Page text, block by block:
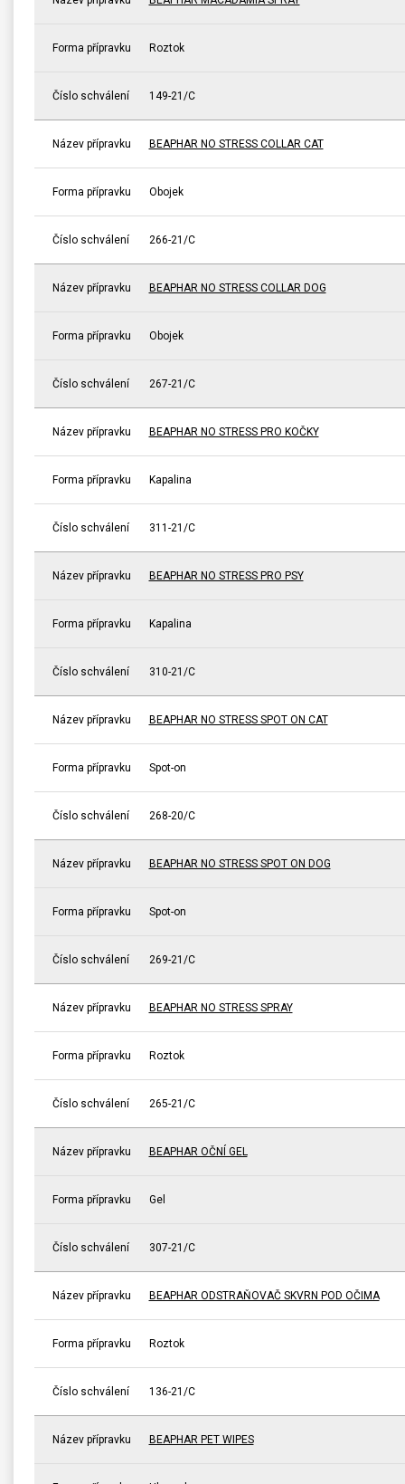
Forma přípravku Roztok
Číslo schválení 149-21/C
Název přípravku BEAPHAR NO STRESS COLLAR CAT
Forma přípravku Obojek
Číslo schválení 266-21/C
Název přípravku BEAPHAR NO STRESS COLLAR DOG
Forma přípravku Obojek
Číslo schválení 267-21/C
Název přípravku BEAPHAR NO STRESS PRO KOČKY
Forma přípravku Kapalina
Číslo schválení 311-21/C
Název přípravku BEAPHAR NO STRESS PRO PSY
Forma přípravku Kapalina
Číslo schválení 310-21/C
Název přípravku BEAPHAR NO STRESS SPOT ON CAT
Forma přípravku Spot-on
Číslo schválení 268-20/C
Název přípravku BEAPHAR NO STRESS SPOT ON DOG
Forma přípravku Spot-on
Číslo schválení 269-21/C
Název přípravku BEAPHAR NO STRESS SPRAY
Forma přípravku Roztok
Číslo schválení 265-21/C
Název přípravku BEAPHAR OČNÍ GEL
Forma přípravku Gel
Číslo schválení 307-21/C
Název přípravku BEAPHAR ODSTRAŇOVAČ SKVRN POD OČIMA
Forma přípravku Roztok
Číslo schválení 136-21/C
Název přípravku BEAPHAR PET WIPES